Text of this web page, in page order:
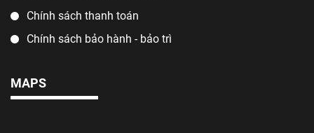
Chính sách thanh toán
Chính sách bảo hành - bảo trì
MAPS